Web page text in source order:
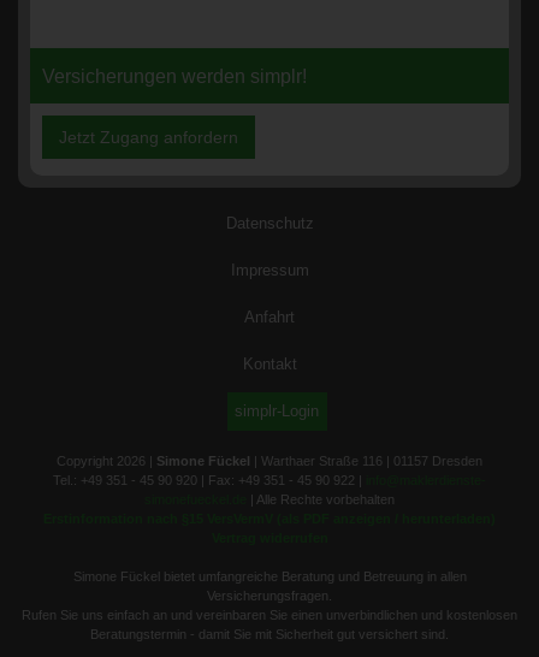
Versicherungen werden simplr!
Jetzt Zugang anfordern
Datenschutz
Impressum
Anfahrt
Kontakt
simplr-Login
Copyright 2026 | Simone Fückel | Warthaer Straße 116 | 01157 Dresden
Tel.: +49 351 - 45 90 920 | Fax: +49 351 - 45 90 922 |
| Alle Rechte vorbehalten
Simone Fückel bietet umfangreiche Beratung und Betreuung in allen
Versicherungsfragen.
Rufen Sie uns einfach an und vereinbaren Sie einen unverbindlichen und kostenlosen
Beratungstermin - damit Sie mit Sicherheit gut versichert sind.